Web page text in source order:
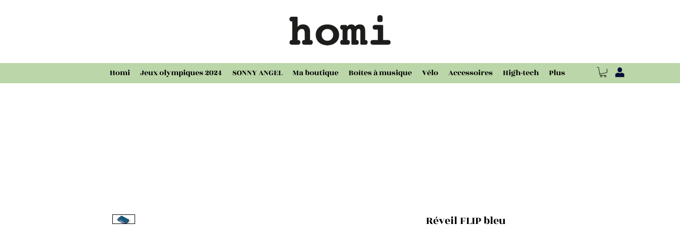
Homi Jeux olympiques 2024 SONNY ANGEL Ma boutique Boîtes à musique Vélo Accessoires High-tech Plus
Réveil FLIP bleu